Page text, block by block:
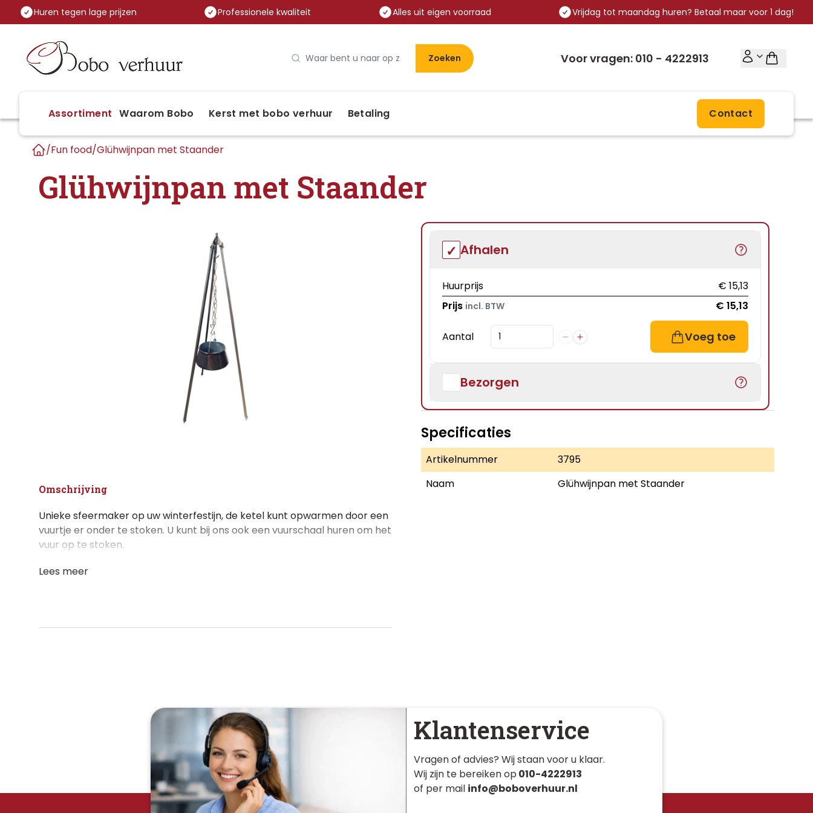
Huren tegen lage prijzen Professionele kwaliteit Alles uit eigen voorraad Vrijdag tot maandag huren? Betaal maar voor 1 dag!
Zoeken Voor vragen: 010 - 4222913
Assortiment Waarom Bobo Kerst met bobo verhuur Betaling Contact
/Fun food/Glühwijnpan met Staander
Glühwijnpan met Staander
Omschrijving
Unieke sfeermaker op uw winterfestijn, de ketel kunt opwarmen door een
vuurtje er onder te stoken. U kunt bij ons ook een vuurschaal huren om het
vuur op te stoken.
Lees meer
Afhalen
Huurprijs
€ 15,13
Prijs incl. BTW € 15,13
Aantal Voeg toe
Bezorgen
Specificaties
Artikelnummer
3795
Naam
Glühwijnpan met Staander
Klantenservice
Vragen of advies? Wij staan voor u klaar.
Wij zijn te bereiken op 010-4222913
of per mail info@boboverhuur.nl